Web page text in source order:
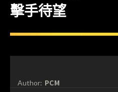
擊手待望
Author: PCM